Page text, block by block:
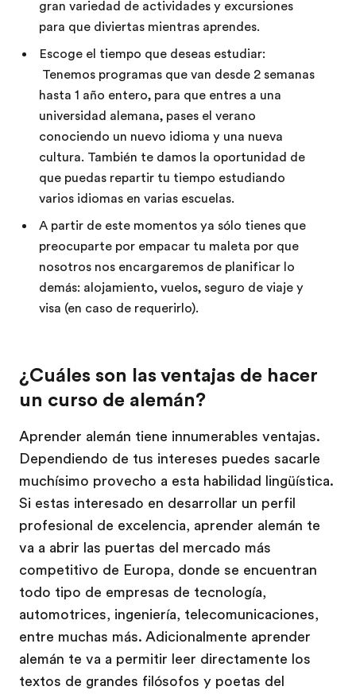
gran variedad de actividades y excursiones
para que diviertas mientras aprendes.
Escoge el tiempo que deseas estudiar:
Tenemos programas que van desde 2 semanas
hasta 1 año entero, para que entres a una
universidad alemana, pases el verano
conociendo un nuevo idioma y una nueva
cultura. También te damos la oportunidad de
que puedas repartir tu tiempo estudiando
varios idiomas en varias escuelas.
A partir de este momentos ya sólo tienes que
preocuparte por empacar tu maleta por que
nosotros nos encargaremos de planificar lo
demás: alojamiento, vuelos, seguro de viaje y
visa (en caso de requerirlo).
¿Cuáles son las ventajas de hacer
un curso de alemán?
Aprender alemán tiene innumerables ventajas.
Dependiendo de tus intereses puedes sacarle
muchísimo provecho a esta habilidad lingüística.
Si estas interesado en desarrollar un perfil
profesional de excelencia, aprender alemán te
va a abrir las puertas del mercado más
competitivo de Europa, donde se encuentran
todo tipo de empresas de tecnología,
automotrices, ingeniería, telecomunicaciones,
entre muchas más. Adicionalmente aprender
alemán te va a permitir leer directamente los
textos de grandes filósofos y poetas del